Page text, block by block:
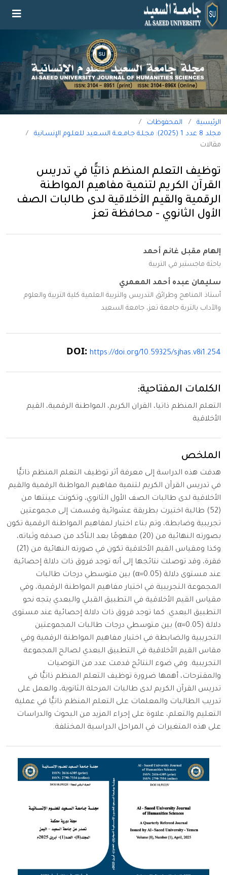
الرئيسية / المحفوظات
/
مجلد 8 عدد 1 (2025): مجـلـة جـامـعـة السـعيد للعلـوم الإنسـانية
/
مقالات
توظيف التعلم المنظم ذاتيًّا في تدريس
القرآن الكريم لتنمية مفاهيم المواطنة
الرقمية والقيم الأخلاقية لدى طالبات الصف
الأول الثانوي - محافظة تعز
إلهام مقبل غانم أحمد
باحثة ماجستير في التربية
سليمان عبده أحمد المعمري
أستاذ المناهج وطرائق التدريس والتربية العلمية كلية التربية والعلوم
والآداب بالتربة جامعة تعز، جامعة السعيد
DOI: https://doi.org/10.59325/sjhas.v8i1.254
الكلمات المفتاحية:
التعلم المنظم ذاتيا، القران الكريم، المواطنة الرقمية، القيم
الأخلاقية
الملخص
هدفت هذه الدراسة إلى معرفة أثر توظيف التعلم المنظم ذاتيًّا
في تدريس القرآن الكريم لتنمية مفاهيم المواطنة الرقمية والقيم
الأخلاقية لدى طالبات الصف الأول الثانوي، وتكونت عينتها من
(52) طالبة اختيرت بطريقة عشوائية وقسمت إلى مجموعتين
تجريبية وضابطة، وتم بناء اختبار لمفاهيم المواطنة الرقمية تكون
بصورته النهائية من (20) مفهومًا بعد التأكد من صدقه وثباته،
وكذا ومقياس القيم الأخلاقية تكون في صورته النهائية من (21)
فقرة، وقد توصلت نتائجها إلى أنه توجد فروق ذات دلالة إحصائية
عند مستوى دلالة (α=0.05) بين متوسطي درجات طالبات
المجموعة التجريبية في اختبار مفاهيم المواطنة الرقمية، وفي
مقياس القيم الأخلاقية في التطبيق القبلي والبعدي يتجه نحو
التطبيق البعدي. كما توجد فروق ذات دلالة إحصائية عند مستوى
دلالة (α=0.05) بين متوسطي درجات طالبات المجموعتين
التجريبية والضابطة في اختبار مفاهيم المواطنة الرقمية وفي
مقاس القيم الأخلاقية في التطبيق البعدي لصالح المجموعة
التجريبية. وفي ضوء النتائج قدمت عدد من التوصيات
والمقترحات، أهمها ضرورة توظيف التعلم المنظم ذاتيًّا في
تدريس القرآن الكريم لدى طالبات المرحلة الثانوية، والعمل على
تدريب الطالبات والمعلمات على التعلم المنظم ذاتيًّا في عملية
التعليم والتعلم، علاوة على إجراء المزيد من البحوث والدراسات
على هذه المتغيرات في المراحل الدراسية المختلفة.